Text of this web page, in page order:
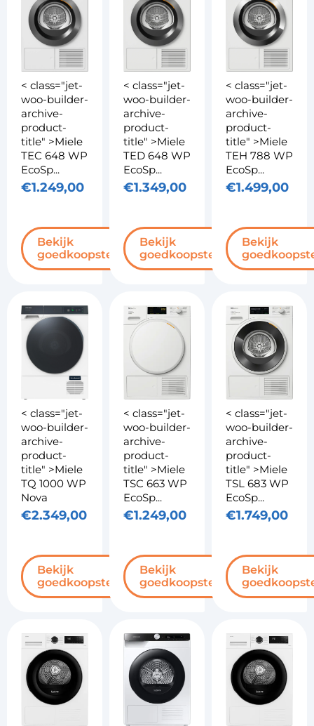
< class="jet-
woo-builder-
archive-
product-
title" >Miele
TEC 648 WP
EcoSp...
€1.249,00
Bekijk
goedkoopste
< class="jet-
woo-builder-
archive-
product-
title" >Miele
TED 648 WP
EcoSp...
€1.349,00
Bekijk
goedkoopste
< class="jet-
woo-builder-
archive-
product-
title" >Miele
TEH 788 WP
EcoSp...
€1.499,00
Bekijk
< class="jet-
woo-builder-
archive-
product-
title" >Miele
TQ 1000 WP
Nova
€2.349,00
Bekijk
goedkoopste
< class="jet-
woo-builder-
archive-
product-
title" >Miele
TSC 663 WP
EcoSp...
€1.249,00
Bekijk
goedkoopste
< class="jet-
woo-builder-
archive-
product-
title" >Miele
TSL 683 WP
EcoSp...
€1.749,00
Bekijk